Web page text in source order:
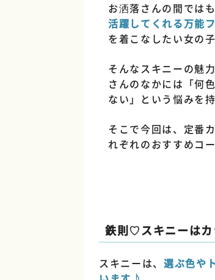
お洒落さんの間では
活躍してくれる万能
を着こなしたい女の
そんなスキニーの魅
さんのなかには「何
ない」という悩みを
そこで今回は、定番
れぞれのおすすめコ
鉄則♡スキニーはカ
スキニーは、選ぶ色や